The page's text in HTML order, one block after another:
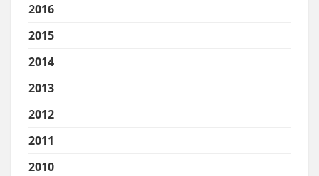
2016
2015
2014
2013
2012
2011
2010